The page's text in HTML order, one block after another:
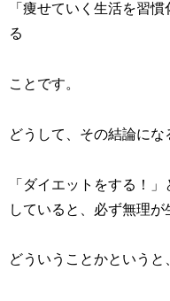
「痩せていく生活を習慣
る
ことです。
どうして、その結論にな
「ダイエットをする！
していると、必ず無理が
どういうことかというと